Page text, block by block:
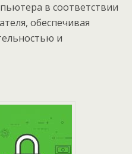
в соответствии
обеспечивая
и